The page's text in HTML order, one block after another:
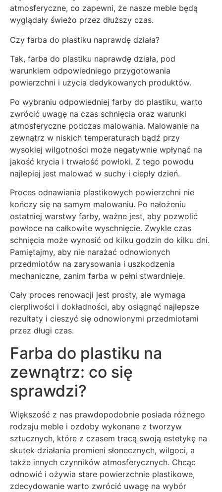
atmosferyczne, co zapewni, że nasze meble będą
wyglądały świeżo przez dłuższy czas.
Czy farba do plastiku naprawdę działa?
Tak, farba do plastiku naprawdę działa, pod
warunkiem odpowiedniego przygotowania
powierzchni i użycia dedykowanych produktów.
Po wybraniu odpowiedniej farby do plastiku, warto
zwrócić uwagę na czas schnięcia oraz warunki
atmosferyczne podczas malowania. Malowanie na
zewnątrz w niskich temperaturach bądź przy
wysokiej wilgotności może negatywnie wpłynąć na
jakość krycia i trwałość powłoki. Z tego powodu
najlepiej jest malować w suchy i ciepły dzień.
Proces odnawiania plastikowych powierzchni nie
kończy się na samym malowaniu. Po nałożeniu
ostatniej warstwy farby, ważne jest, aby pozwolić
powłoce na całkowite wyschnięcie. Zwykle czas
schnięcia może wynosić od kilku godzin do kilku dni.
Pamiętajmy, aby nie narażać odnowionych
przedmiotów na zarysowania i uszkodzenia
mechaniczne, zanim farba w pełni stwardnieje.
Cały proces renowacji jest prosty, ale wymaga
cierpliwości i dokładności, aby osiągnąć najlepsze
rezultaty i cieszyć się odnowionymi przedmiotami
przez długi czas.
Farba do plastiku na
zewnątrz: co się
sprawdzi?
Większość z nas prawdopodobnie posiada różnego
rodzaju meble i ozdoby wykonane z tworzyw
sztucznych, które z czasem tracą swoją estetykę na
skutek działania promieni słonecznych, wilgoci, a
także innych czynników atmosferycznych. Chcąc
odnowić i ożywia stare powierzchnie plastikowe,
zdecydowanie warto zwrócić uwagę na wybór